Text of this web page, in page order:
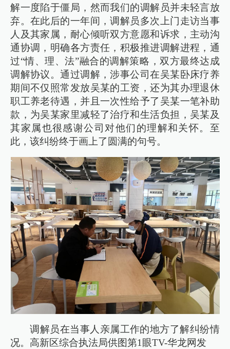
解一度陷于僵局，然而我们的调解员并未轻言放
弃。在此后的一年间，调解员多次上门走访当事
人及其家属，耐心倾听双方意愿和诉求，主动沟
通协调，明确各方责任，积极推进调解进程，通
过“情、理、法”融合的调解策略，双方最终达成
调解协议。通过调解，涉事公司在吴某卧床疗养
期间不仅照常发放吴某的工资，还为其办理退休
职工养老待遇，并且一次性给予了吴某一笔补助
款，为吴某家里减轻了治疗和生活负担，吴某及
其家属也很感谢公司对他们的理解和关怀。至
此，该纠纷终于画上了圆满的句号。
调解员在当事人亲属工作的地方了解纠纷情
况。高新区综合执法局供图第1眼TV-华龙网发